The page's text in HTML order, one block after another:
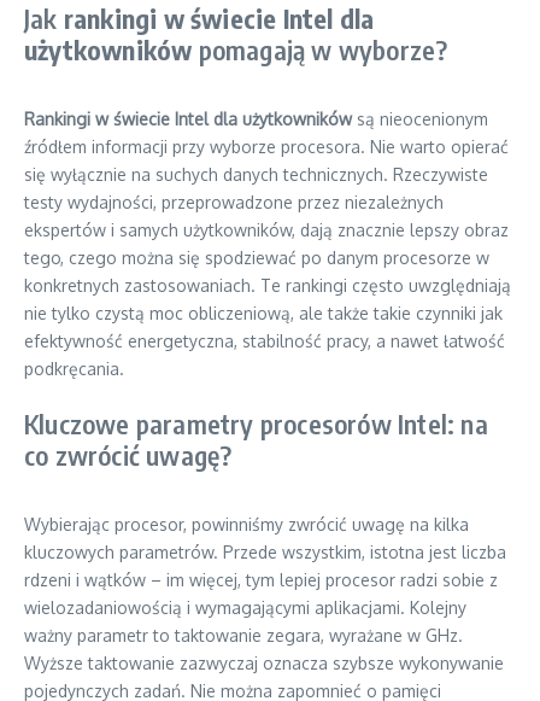
Jak rankingi w świecie Intel dla
użytkowników pomagają w wyborze?
Rankingi w świecie Intel dla użytkownikówsą nieocenionym
źródłem informacji przy wyborze procesora. Nie warto opierać
się wyłącznie na suchych danych technicznych. Rzeczywiste
testy wydajności, przeprowadzone przez niezależnych
ekspertów i samych użytkowników, dają znacznie lepszy obraz
tego, czego można się spodziewać po danym procesorze w
konkretnych zastosowaniach. Te rankingi często uwzględniają
nie tylko czystą moc obliczeniową, ale także takie czynniki jak
efektywność energetyczna, stabilność pracy, a nawet łatwość
podkręcania.
Kluczowe parametry procesorów Intel: na
co zwrócić uwagę?
Wybierając procesor, powinniśmy zwrócić uwagę na kilka
kluczowych parametrów. Przede wszystkim, istotna jest liczba
rdzeni i wątków – im więcej, tym lepiej procesor radzi sobie z
wielozadaniowością i wymagającymi aplikacjami. Kolejny
ważny parametr to taktowanie zegara, wyrażane w GHz.
Wyższe taktowanie zazwyczaj oznacza szybsze wykonywanie
pojedynczych zadań. Nie można zapomnieć o pamięci